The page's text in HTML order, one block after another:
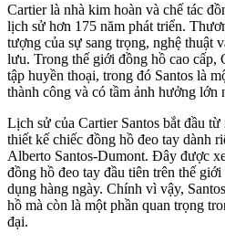
Cartier là nhà kim hoàn và chế tác
lịch sử hơn 175 năm phát triển.
tượng của sự sang trọng, nghệ thuật
lưu. Trong thế giới đồng hồ cao cấp,
tập huyền thoại, trong đó Santos là
thành công và có tầm ảnh hưởng lớn
Lịch sử của Cartier Santos bắt đầu
thiết kế chiếc đồng hồ đeo tay dành
Alberto Santos-Dumont. Đây được
đồng hồ đeo tay đầu tiên trên thế
dụng hàng ngày. Chính vì vậy,
hồ mà còn là một phần quan trọng
đại.